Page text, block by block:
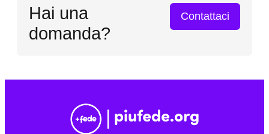
Hai una
domanda?
Contattaci